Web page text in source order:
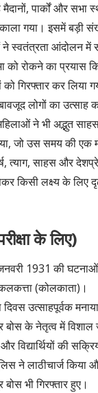
पार्कों और सभा
गया। इसमें बड़ी
ने स्वतंत्रता आंदोलन में
रोकने का प्रयास
गिरफ्तार कर लिया
लोगों का
ने भी अद्भुत
जो उस समय की
त्याग, साहस और
किसी लक्ष्य के लिए
के लिए)
1931 की
(कोलकाता)।
उत्साहपूर्वक
बोस के नेतृत्व में
विद्यार्थियों की
ने लाठीचार्ज किया
भी गिरफ्तार हुए।